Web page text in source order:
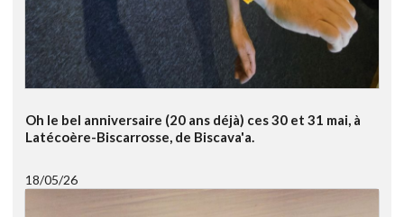
Oh le bel anniversaire (20 ans déjà) ces 30 et 31 mai, à
Latécoère-Biscarrosse, de Biscava'a.
18/05/26